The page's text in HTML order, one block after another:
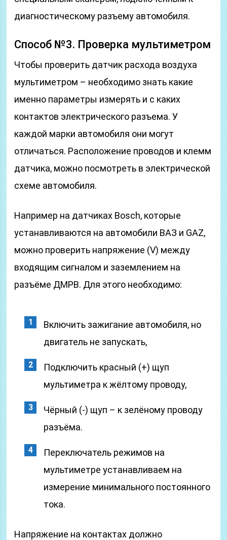
диагностическому разъему автомобиля.
Способ №3. Проверка мультиметром
Чтобы проверить датчик расхода воздуха
мультиметром – необходимо знать какие
именно параметры измерять и с каких
контактов электрического разъема. У
каждой марки автомобиля они могут
отличаться. Расположение проводов и клемм
датчика, можно посмотреть в электрической
схеме автомобиля.
Например на датчиках Bosch, которые
устанавливаются на автомобили ВАЗ и GAZ,
можно проверить напряжение (V) между
входящим сигналом и заземлением на
разъёме ДМРВ. Для этого необходимо:
Включить зажигание автомобиля, но
двигатель не запускать,
Подключить красный (+) щуп
мультиметра к жёлтому проводу,
Чёрный (-) щуп – к зелёному проводу
разъёма.
Переключатель режимов на
мультиметре устанавливаем на
измерение минимального постоянного
тока.
Напряжение на контактах должно